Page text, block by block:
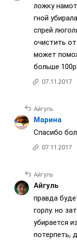
ложку
гной
спрей
очистить
может
больше
07.11.2017
Айгуль
Марина
Спасибо
07.11.2017
Айгуль
Айгуль
правда
горлу. но
убирается
потерпеть,